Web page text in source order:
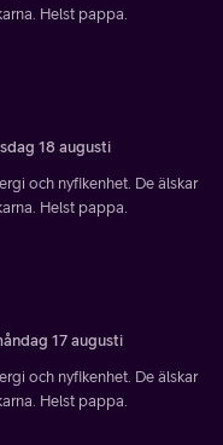
Helst pappa.
18 augusti
och nyfikenhet. De älskar
Helst pappa.
17 augusti
och nyfikenhet. De älskar
Helst pappa.